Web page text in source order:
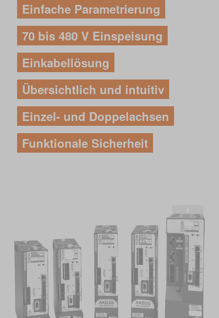
Einfache Parametrierung
70 bis 480 V Einspeisung
Einkabellösung
Übersichtlich und intuitiv
Einzel- und Doppelachsen
Funktionale Sicherheit